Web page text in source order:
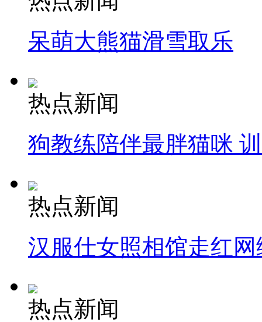
呆萌大熊猫滑雪取乐
热点新闻
狗教练陪伴最胖猫咪
热点新闻
汉服仕女照相馆走红网
热点新闻